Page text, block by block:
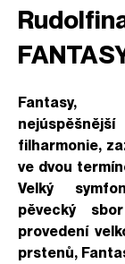
Fantasy,
filharmonie,
ve dvou
Velký
pěvecký
provedení
prstenů,